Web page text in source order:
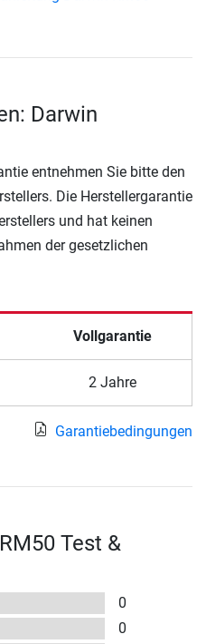
Darwin
entnehmen Sie bitte den
Die Herstellergarantie
und hat keinen
der gesetzlichen
Vollgarantie
2 Jahre
Garantiebedingungen
Test &
0
0